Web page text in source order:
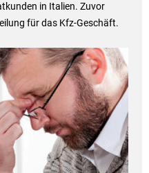
in Italien. Zuvor
für das Kfz-Geschäft.